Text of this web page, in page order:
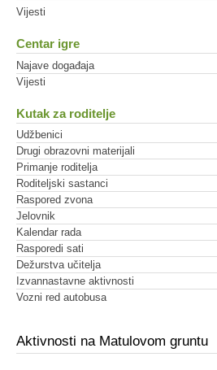
Vijesti
Centar igre
Najave događaja
Vijesti
Kutak za roditelje
Udžbenici
Drugi obrazovni materijali
Primanje roditelja
Roditeljski sastanci
Raspored zvona
Jelovnik
Kalendar rada
Rasporedi sati
Dežurstva učitelja
Izvannastavne aktivnosti
Vozni red autobusa
Aktivnosti na Matulovom gruntu